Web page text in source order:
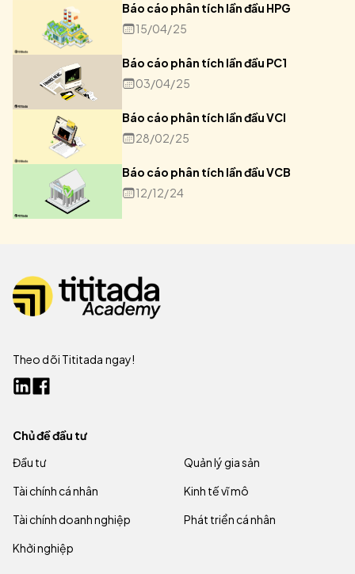
Báo cáo phân tích lần đầu HPG
15/04/25
Báo cáo phân tích lần đầu PC1
03/04/25
Báo cáo phân tích lần đầu VCI
28/02/25
Báo cáo phân tích lần đầu VCB
12/12/24
Theo dõi Tititada ngay!
Chủ đề đầu tư
Đầu tư
Quản lý gia sản
Tài chính cá nhân
Kinh tế vĩ mô
Tài chính doanh nghiệp
Phát triển cá nhân
Khởi nghiệp